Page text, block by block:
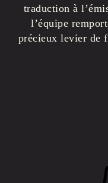
traduction à
l’équipe
précieux levier de